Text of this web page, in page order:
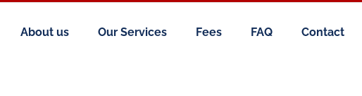
About us Our Services Fees FAQ Contact